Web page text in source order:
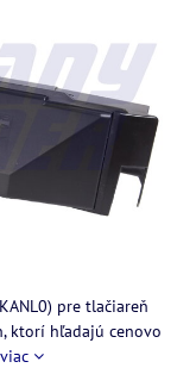
pre tlačiareň
ktorí hľadajú cenovo